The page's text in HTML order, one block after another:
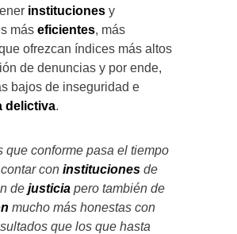
instituciones y
más eficientes, más
ofrezcan índices más altos
de denuncias y por ende,
bajos de inseguridad e
delictiva.
que conforme pasa el tiempo
contar con instituciones de
de justicia pero también de
mucho más honestas con
que los que hasta